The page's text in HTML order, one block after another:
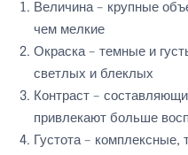
Величина – крупные
чем мелкие
Окраска – темные и
светлых и блеклых
Контраст –
привлекают больше
Густота –